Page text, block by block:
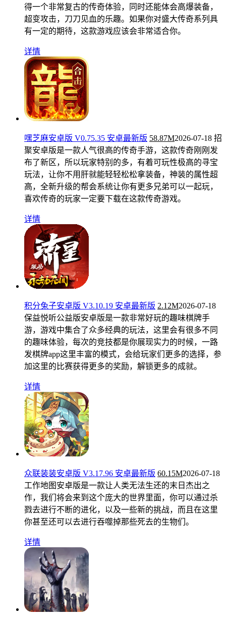
得一个非常复古的传奇体验，同时还能体会高爆装备，
超变攻击，刀刀见血的乐趣。如果你对盛大传奇系列具
有一定的期待，这款游戏应该会非常适合你。
详情
嘿芝麻安卓版 V0.75.35 安卓最新版 58.87M2026-07-18 招
聚安卓版是一款人气很高的传奇手游，这款传奇刚刚发
布了新区，所以玩家特别的多，有着可玩性极高的寻宝
玩法，让你不用肝就能轻轻松松拿装备，神装的属性超
高，全新升级的帮会系统让你有更多兄弟可以一起玩，
喜欢传奇的玩家一定要下载在这款传奇游戏。
详情
积分兔子安卓版 V3.10.19 安卓最新版 2.12M2026-07-18
保益悦听公益版安卓版是一款非常好玩的趣味棋牌手
游，游戏中集合了众多经典的玩法，这里会有很多不同
的趣味体验，每次的竞技都是你展现实力的时候，一路
发棋牌app这里丰富的模式，会给玩家们更多的选择，参
加这里的比赛获得更多的奖励，解锁更多的成就。
详情
众联装装安卓版 V3.17.96 安卓最新版 60.15M2026-07-18
工作地图安卓版是一款让人类无法生还的末日杰出之
作，我们将会来到这个庞大的世界里面，你可以通过杀
戮去进行不断的进化，以及一些新的挑战，而且在这里
你甚至还可以去进行吞噬掉那些死去的生物们。
详情